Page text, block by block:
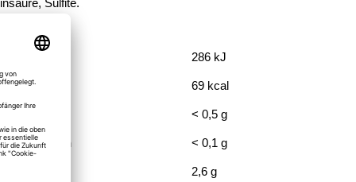
Sulfite.
286 kJ
69 kcal
< 0,5 g
Fettsäuren < 0,1 g
2,6 g